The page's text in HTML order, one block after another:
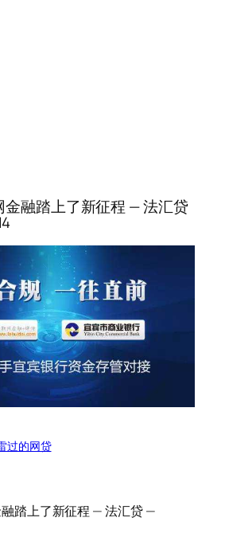
金融踏上了新征程 — 法汇贷
过的网贷
踏上了新征程 — 法汇贷 —